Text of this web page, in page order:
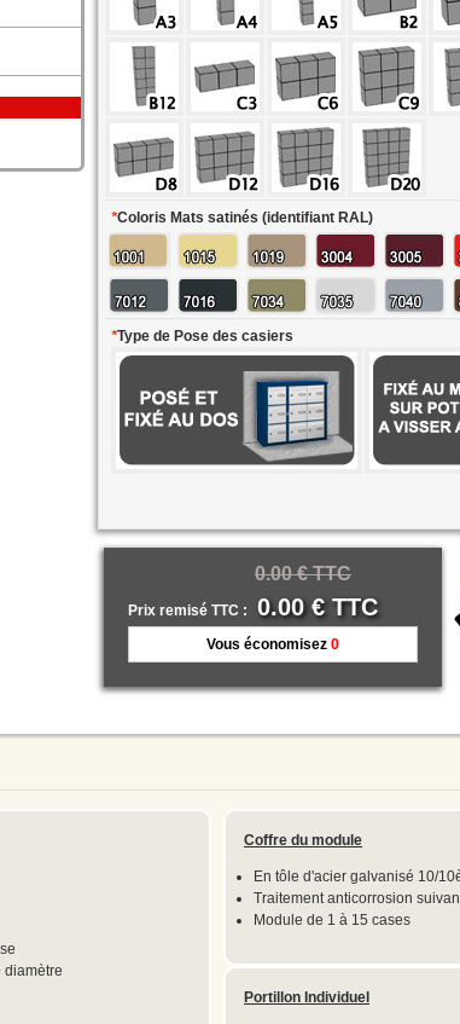
*Coloris Mats satinés (identifiant RAL)
*Type de Pose des casiers
0.00 € TTC
Prix remisé TTC : 0.00 € TTC
Vous économisez 0
diamètre
Coffre du module
En tôle d'acier galvanisé 10/
Traitement anticorrosion
Module de 1 à 15 cases
Portillon Individuel